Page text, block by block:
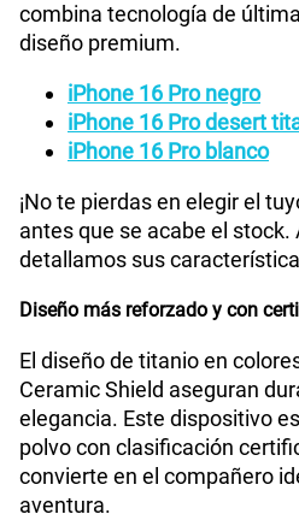
combina tecnología de
diseño premium.
iPhone 16 Pro negro
iPhone 16 Pro desert
iPhone 16 Pro blanco
¡No te pierdas en elegir el
antes que se acabe el
detallamos sus
Diseño más reforzado y con
El diseño de titanio en
Ceramic Shield aseguran
elegancia. Este dispositivo
polvo con clasificación
convierte en el compañero
aventura.